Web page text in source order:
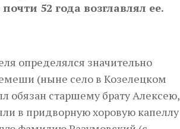
52 года возглавлял ее.
определялся значительно
(ныне село в Козелецком
обязан старшему брату Алексею,
в придворную хоровую капеллу